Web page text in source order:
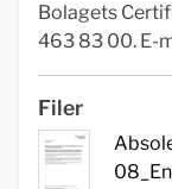
Bolagets
463 83 00. E-
Filer